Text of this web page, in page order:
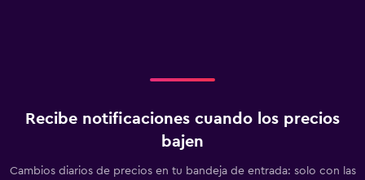
Recibe notificaciones cuando los precios
bajen
Cambios diarios de precios en tu bandeja de entrada: solo con las